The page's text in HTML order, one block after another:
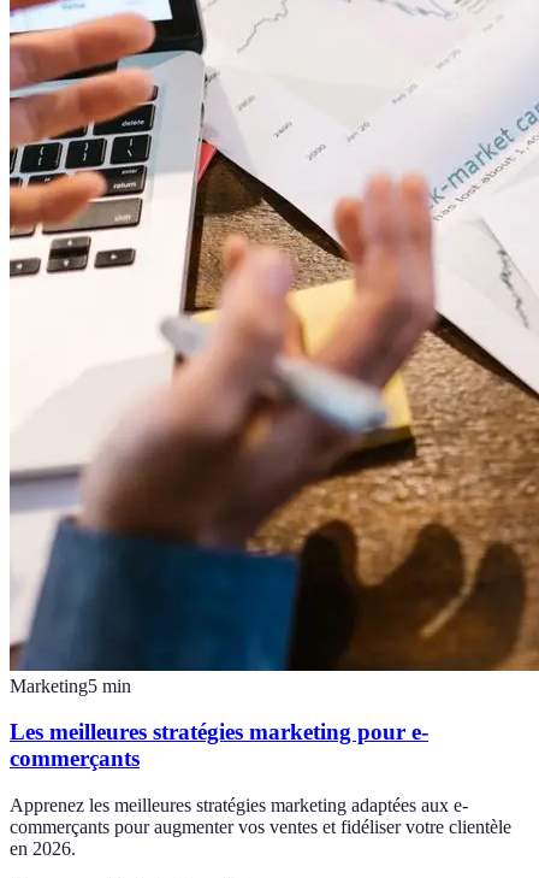
Marketing5 min
Les meilleures stratégies marketing pour e-
commerçants
Apprenez les meilleures stratégies marketing adaptées aux e-
commerçants pour augmenter vos ventes et fidéliser votre clientèle
en 2026.